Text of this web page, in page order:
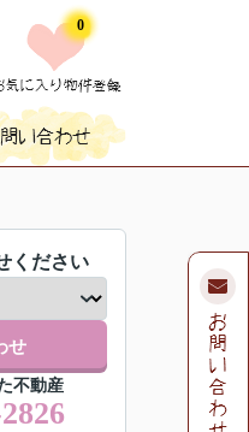
0
ください
せ
不動産